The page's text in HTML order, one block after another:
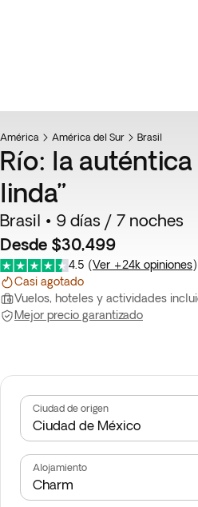
Top ventas
América América del Sur Brasil
Río: la auténtica
linda”
Brasil • 9 días / 7 noches
Desde $30,499
4.5 (Ver +24k opiniones)
Casi agotado
Vuelos, hoteles y actividades
Mejor precio garantizado
Ciudad de origen
Alojamiento